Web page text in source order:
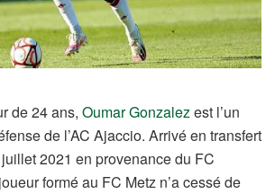
de 24 ans, Oumar Gonzalezest l’un
de l’AC Ajaccio. Arrivé en transfert
2021 en provenance du FC
formé au FC Metz n’a cessé de